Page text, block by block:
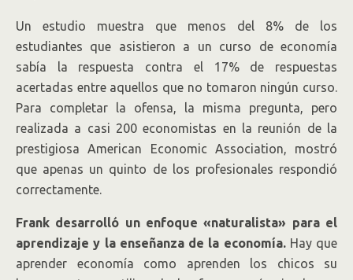
Un estudio muestra que menos del 8% de los
estudiantes que asistieron a un curso de economía
sabía la respuesta contra el 17% de respuestas
acertadas entre aquellos que no tomaron ningún curso.
Para completar la ofensa, la misma pregunta, pero
realizada a casi 200 economistas en la reunión de la
prestigiosa American Economic Association, mostró
que apenas un quinto de los profesionales respondió
correctamente.
Frank desarrolló un enfoque «naturalista» para el
aprendizaje y la enseñanza de la economía.Hay que
aprender economía como aprenden los chicos su